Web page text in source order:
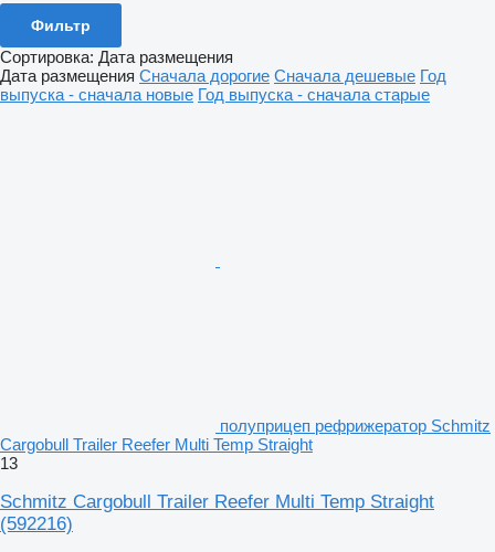
Фильтр
Сортировка: Дата размещения
Дата размещения Сначала дорогие Сначала дешевые Год
выпуска - сначала новые Год выпуска - сначала старые
полуприцеп рефрижератор Schmitz
Cargobull Trailer Reefer Multi Temp Straight
13
Schmitz Cargobull Trailer Reefer Multi Temp Straight
(592216)